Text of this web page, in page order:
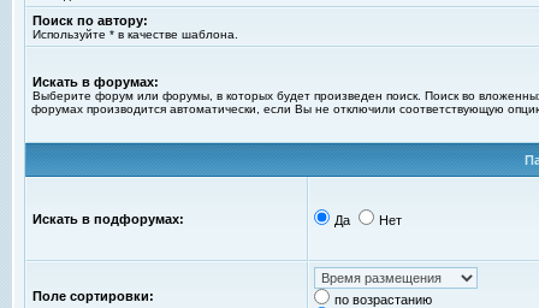
Поиск по автору:
Используйте * в качестве шаблона.
Искать в форумах:
Выберите форум или форумы, в которых будет произведен поиск. Поиск во
форумах производится автоматически, если Вы не отключили соответствующую
Искать в подфорумах: Да Нет
Поле сортировки:
по возрастанию